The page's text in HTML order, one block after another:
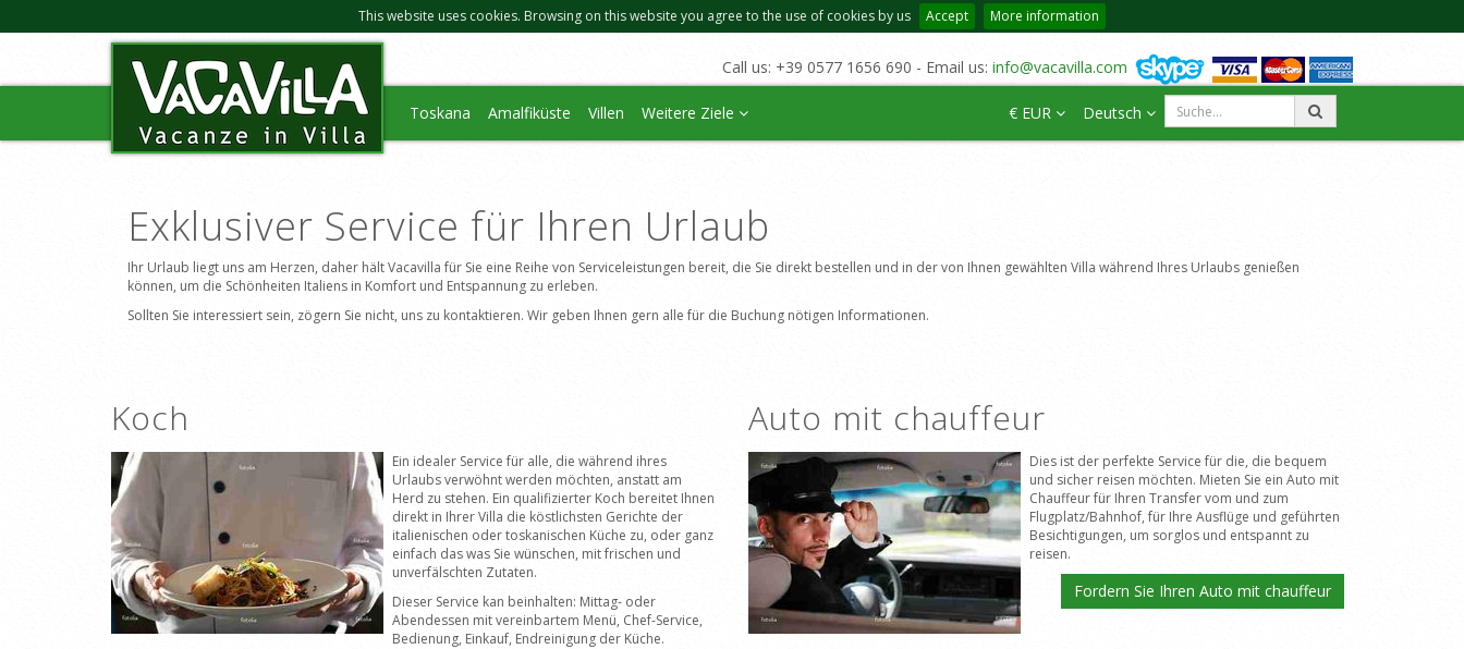
This website uses cookies. Browsing on this website you agree to the use of cookies by us Accept More information
Call us: +39 0577 1656 690 - Email us: info@vacavilla.com
Toskana Amalfiküste Villen Weitere Ziele € EUR Deutsch
Exklusiver Service für Ihren Urlaub
Ihr Urlaub liegt uns am Herzen, daher hält Vacavilla für Sie eine Reihe von Serviceleistungen bereit, die Sie direkt bestellen und in der von Ihnen gewählten Villa während Ihres Urlaubs genießen
können, um die Schönheiten Italiens in Komfort und Entspannung zu erleben.
Sollten Sie interessiert sein, zögern Sie nicht, uns zu kontaktieren. Wir geben Ihnen gern alle für die Buchung nötigen Informationen.
Koch
Ein idealer Service für alle, die während ihres
Urlaubs verwöhnt werden möchten, anstatt am
Herd zu stehen. Ein qualifizierter Koch bereitet Ihnen
direkt in Ihrer Villa die köstlichsten Gerichte der
italienischen oder toskanischen Küche zu, oder ganz
einfach das was Sie wünschen, mit frischen und
unverfälschten Zutaten.
Dieser Service kan beinhalten: Mittag- oder
Abendessen mit vereinbartem Menü, Chef-Service,
Bedienung, Einkauf, Endreinigung der Küche.
Auto mit chauffeur
Dies ist der perfekte Service für die, die bequem
und sicher reisen möchten. Mieten Sie ein Auto mit
Chauffeur für Ihren Transfer vom und zum
Flugplatz/Bahnhof, für Ihre Ausflüge und geführten
Besichtigungen, um sorglos und entspannt zu
reisen.
Fordern Sie Ihren Auto mit chauffeur